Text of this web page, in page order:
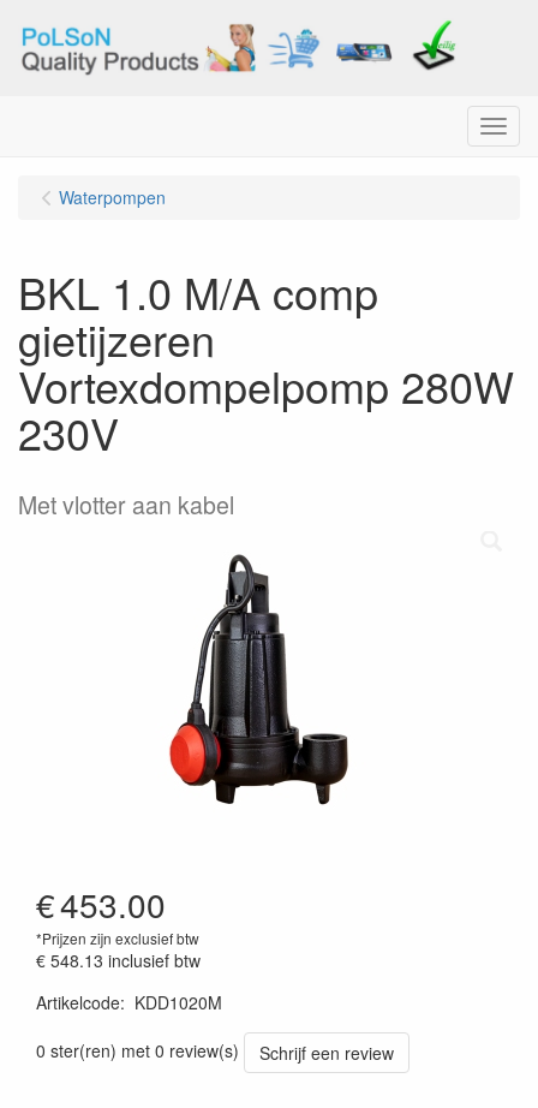
Menu
Waterpompen
BKL 1.0 M/A comp
gietijzeren
Vortexdompelpomp 280W
230V
Met vlotter aan kabel
€453.00
*Prijzen zijn exclusief btw
€ 548.13 inclusief btw
Artikelcode: KDD1020M
0 ster(ren) met 0 review(s)
Schrijf een review